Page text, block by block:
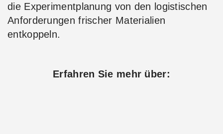
die Experimentplanung von den logistischen
Anforderungen frischer Materialien
entkoppeln.
Erfahren Sie mehr über: